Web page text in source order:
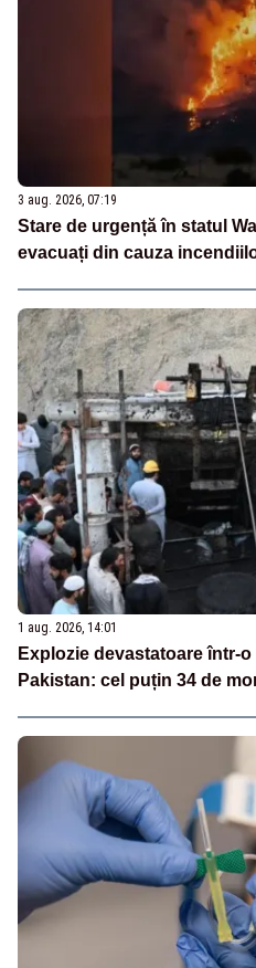
3 aug. 2026, 07:19
Stare de urgență în statul
evacuați din cauza
1 aug. 2026, 14:01
Explozie devastatoare într-
Pakistan: cel puțin 34 de